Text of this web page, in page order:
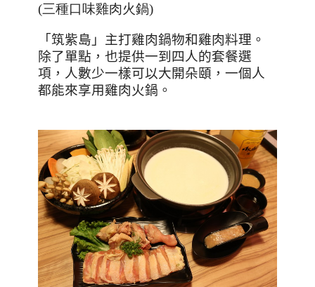
(三種口味雞肉火鍋)
「筑紫島」主打雞肉鍋物和雞肉料理。
除了單點，也提供一到四人的套餐選
項，人數少一樣可以大開朵頤，一個人
都能來享用雞肉火鍋。